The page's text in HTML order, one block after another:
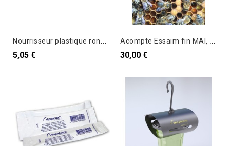
N
ourrisseur plastique rond 3 kg
5,05 €
A
compte Essaim fin MAI, Abeilles Carnica
30,00 €